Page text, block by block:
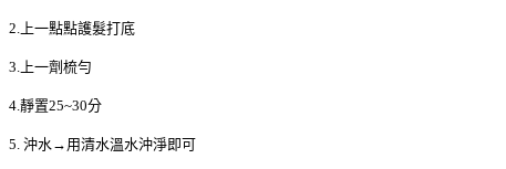
2.上一點點護髮打底
3.上一劑梳勻
4.靜置25~30分
5. 沖水→用清水溫水沖淨即可